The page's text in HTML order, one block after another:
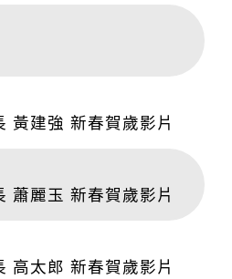
黃建強 新春賀歲影片
蕭麗玉 新春賀歲影片
高太郎 新春賀歲影片